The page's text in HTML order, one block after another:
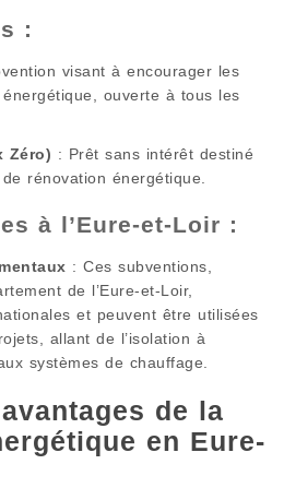
:
visant à encourager les
ouverte à tous les
Zéro) : Prêt sans intérêt destiné
rénovation énergétique.
à l’Eure-et-Loir :
: Ces subventions,
de l’Eure-et-Loir,
et peuvent être utilisées
allant de l’isolation à
systèmes de chauffage.
de la
en Eure-